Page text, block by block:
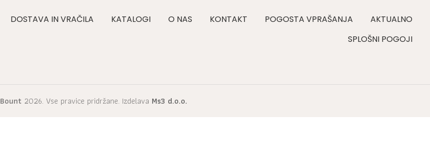
AKTUALNO
POGOSTA VPRAŠANJA
KONTAKT
O NAS
KATALOGI
DOSTAVA IN VRAČILA
SPLOŠNI POGOJI
Bount 2026. Vse pravice pridržane. Izdelava Ms3 d.o.o.